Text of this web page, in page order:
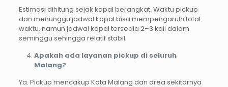
Estimasi dihitung sejak kapal berangkat. Waktu pickup
dan menunggu jadwal kapal bisa mempengaruhi total
waktu, namun jadwal kapal tersedia 2–3 kali dalam
seminggu sehingga relatif stabil.
Apakah ada layanan pickup di seluruh
Malang?
Ya. Pickup mencakup Kota Malang dan area sekitarnya